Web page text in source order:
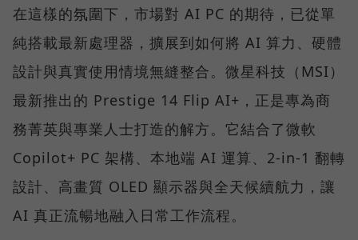
在這樣的氛圍下，市場對 AI PC 的期待，已從單
純搭載最新處理器，擴展到如何將 AI 算力、硬體
設計與真實使用情境無縫整合。微星科技（MSI）
最新推出的 Prestige 14 Flip AI+，正是專為商
務菁英與專業人士打造的解方。它結合了微軟
Copilot+ PC 架構、本地端 AI 運算、2-in-1 翻轉
設計、高畫質 OLED 顯示器與全天候續航力，讓
AI 真正流暢地融入日常工作流程。